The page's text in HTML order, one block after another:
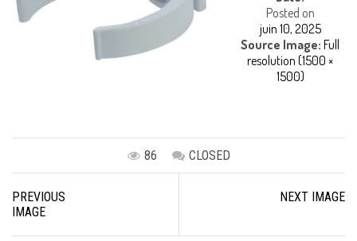
Posted on
juin 10, 2025
Source Image:Full
resolution (1500 ×
1500)
86 CLOSED
navigation
PREVIOUS
IMAGE
NEXT IMAGE